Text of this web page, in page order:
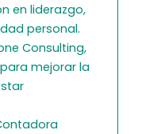
en liderazgo,
personal.
Consulting,
mejorar la